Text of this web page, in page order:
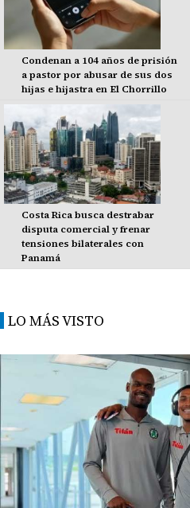
Condenan a 104 años de prisión
a pastor por abusar de sus dos
hijas e hijastra en El Chorrillo
Costa Rica busca destrabar
disputa comercial y frenar
tensiones bilaterales con
Panamá
LO MÁS VISTO